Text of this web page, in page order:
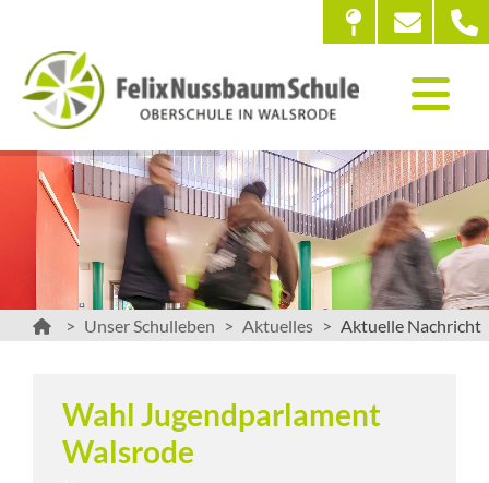
Unser Schulleben Aktuelles Aktuelle Nachricht
Wahl Jugendparlament
Walsrode